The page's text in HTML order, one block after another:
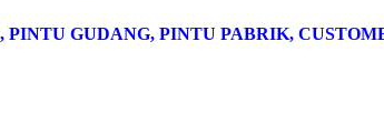
GUDANG, PINTU PABRIK,